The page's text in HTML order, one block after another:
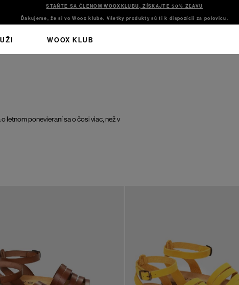
STAŇTE SA ČLENOM WOOXKLUBU, ZÍSKAJTE 50% ZĽAVU
Ďakujeme, že si vo Woox klube. Všetky produkty sú ti k dispozícii za polovicu.
WOOX KLUB
letnom ponevieraní sa o čosi viac, než v